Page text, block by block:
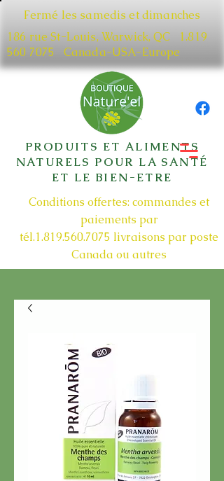
Fermé les samedis et dimanches
186 rue St-Louis, Warwick, QC​ 1.819
560 7075
Canada-USA-Europe
PRODUITS ET ALIMENTS
NATURELS POUR LA SANTÉ
ET LE BIEN-ETRE
Conditions offertes: commandes et
paiements par
tél.1.819.560.7075 livraisons par poste
Canada ou autres